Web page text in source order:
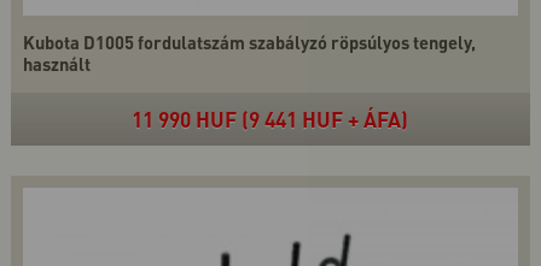
Kubota D1005 fordulatszám szabályzó röpsúlyos tengely,
használt
11 990 HUF (9 441 HUF + ÁFA)